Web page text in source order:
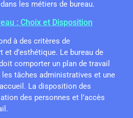
les métiers de bureau.
: Choix et Disposition
à des critères de
d’esthétique. Le bureau de
comporter un plan de travail
tâches administratives et une
La disposition des
des personnes et l’accès